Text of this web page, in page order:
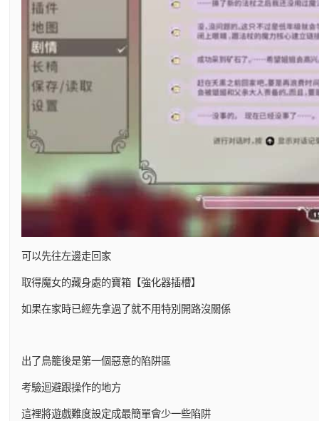
可以先往左邊走回家
取得魔女的藏身處的寶箱【強化器插槽】
如果在家時已經先拿過了就不用特別開路沒關係
出了鳥籠後是第一個惡意的陷阱區
考驗迴避跟操作的地方
這裡將遊戲難度設定成最簡單會少一些陷阱